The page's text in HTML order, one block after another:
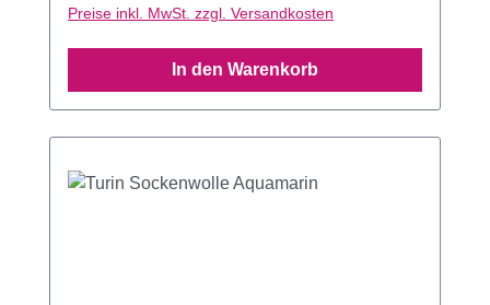
Preise inkl. MwSt. zzgl. Versandkosten
In den Warenkorb